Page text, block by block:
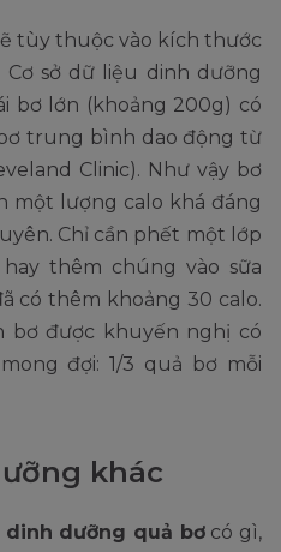
tùy thuộc vào kích thước
sở dữ liệu dinh dưỡng
bơ lớn (khoảng 200g) có
trung bình dao động từ
Clinic). Như vậy bơ
một lượng calo khá đáng
Chỉ cần phết một lớp
thêm chúng vào sữa
có thêm khoảng 30 calo.
bơ được khuyến nghị có
đợi: 1/3 quả bơ mỗi
khác
dinh dưỡng quả bơcó gì,